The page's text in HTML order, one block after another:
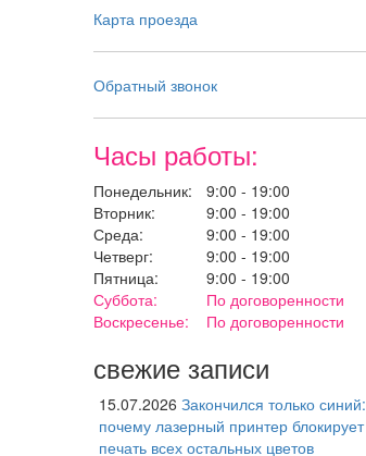
Карта проезда
Обратный звонок
Часы работы:
Понедельник:
9:00 - 19:00
Вторник:
9:00 - 19:00
Среда:
9:00 - 19:00
Четверг:
9:00 - 19:00
Пятница:
9:00 - 19:00
Суббота:
По договоренности
Воскресенье:
По договоренности
свежие записи
15.07.2026 Закончился только синий:
почему лазерный принтер блокирует
печать всех остальных цветов